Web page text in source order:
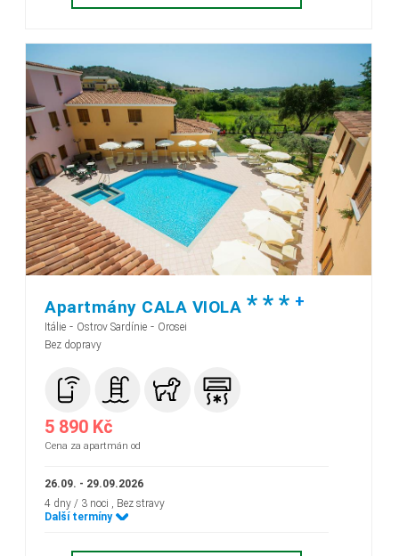
Apartmány CALA VIOLA *** +
Itálie - Ostrov Sardínie - Orosei
Bez dopravy
5 890 Kč
Cena za apartmán od
26.09. - 29.09.2026
4 dny / 3 noci , Bez stravy
Další termíny